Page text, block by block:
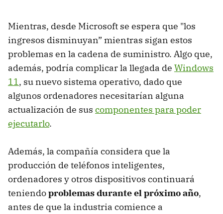
Mientras, desde Microsoft se espera que "los
ingresos disminuyan” mientras sigan estos
problemas en la cadena de suministro. Algo que,
además, podría complicar la llegada de Windows
11, su nuevo sistema operativo, dado que
algunos ordenadores necesitarían alguna
actualización de sus componentes para poder
ejecutarlo.
Además, la compañía considera que la
producción de teléfonos inteligentes,
ordenadores y otros dispositivos continuará
teniendoproblemas durante el próximo año,
antes de que la industria comience a